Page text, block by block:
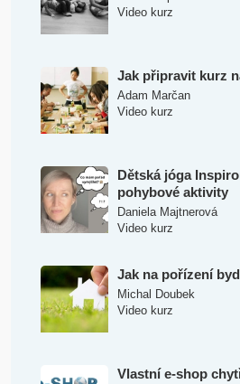
Video kurz
Jak připravit kurz
Adam Marčan
Video kurz
Dětská jóga
pohybové aktivity
Daniela Majtnerová
Video kurz
Jak na pořízení
Michal Doubek
Video kurz
Vlastní e-shop